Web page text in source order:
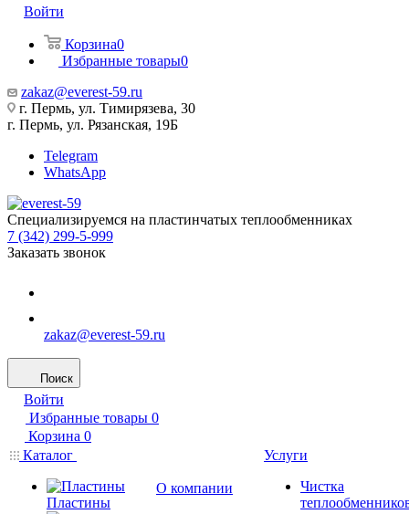
Войти
Корзина0
Избранные товары0
zakaz@everest-59.ru
г. Пермь, ул. Тимирязева, 30
г. Пермь, ул. Рязанская, 19Б
Telegram
WhatsApp
Специализируемся на пластинчатых теплообменниках
7 (342) 299-5-999
Заказать звонок
zakaz@everest-59.ru
Поиск
Войти
Избранные товары 0
Корзина 0
Каталог
Пластины
О компании
Услуги
Чистка